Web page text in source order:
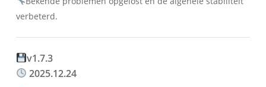
verbeterd.
v1.7.3
2025.12.24